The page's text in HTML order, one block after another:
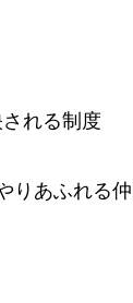
れる制度
あふれる